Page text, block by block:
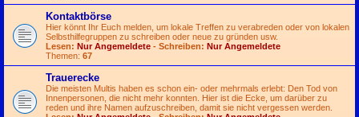
Kontaktbörse
Hier könnt Ihr Euch melden, um lokale Treffen zu verabreden oder von lokalen
Selbsthilfegruppen zu schreiben oder neue zu gründen usw.
Lesen: Nur Angemeldete - Schreiben: Nur Angemeldete
Themen: 67
Trauerecke
Die meisten Multis haben es schon ein- oder mehrmals erlebt: Den Tod von
Innenpersonen, die nicht mehr konnten. Hier ist die Ecke, um darüber zu
reden und ihre Namen aufzuschreiben, damit sie nicht vergessen werden.